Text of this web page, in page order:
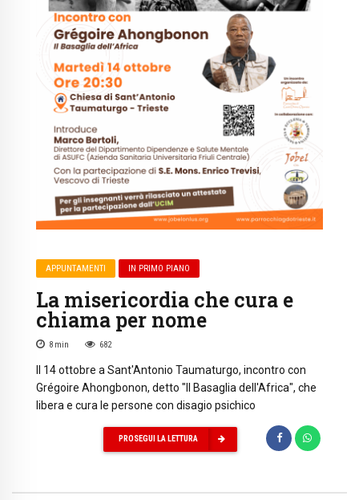
APPUNTAMENTI IN PRIMO PIANO
La misericordia che cura e
chiama per nome
8 min 682
Il 14 ottobre a Sant'Antonio Taumaturgo, incontro con
Grégoire Ahongbonon, detto "Il Basaglia dell'Africa", che
libera e cura le persone con disagio psichico
PROSEGUI LA LETTURA